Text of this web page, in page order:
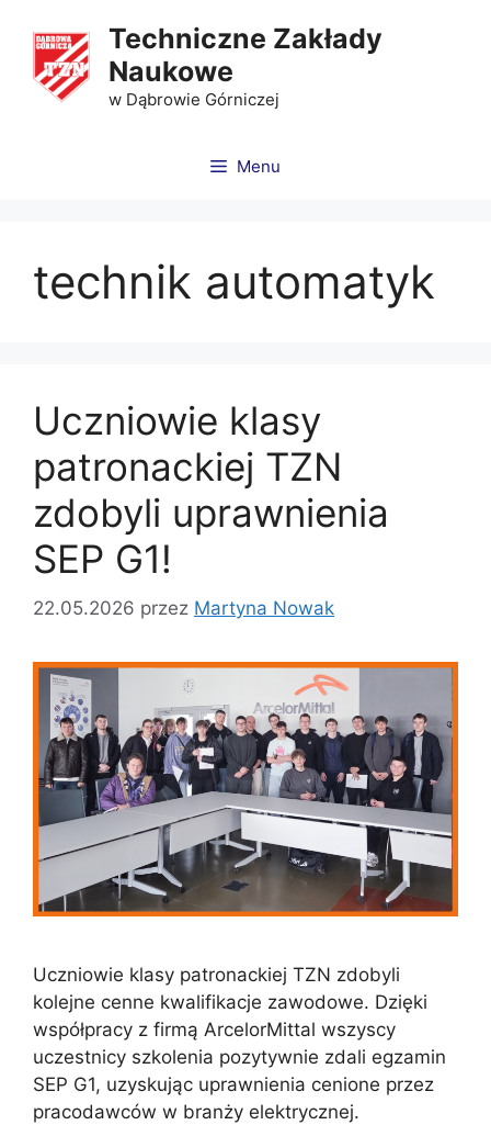
Techniczne Zakłady
Naukowe
w Dąbrowie Górniczej
Menu
technik automatyk
Uczniowie klasy
patronackiej TZN
zdobyli uprawnienia
SEP G1!
22.05.2026 przez Martyna Nowak
Uczniowie klasy patronackiej TZN zdobyli
kolejne cenne kwalifikacje zawodowe. Dzięki
współpracy z firmą ArcelorMittal wszyscy
uczestnicy szkolenia pozytywnie zdali egzamin
SEP G1, uzyskując uprawnienia cenione przez
pracodawców w branży elektrycznej.